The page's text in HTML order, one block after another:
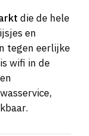
die de hele
en
tegen eerlijke
wifi in de